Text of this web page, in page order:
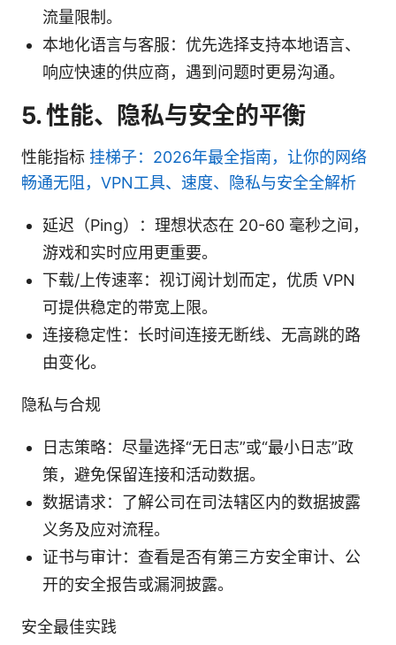
流量限制。
本地化语言与客服：优先选择支持本地语言、
响应快速的供应商，遇到问题时更易沟通。
5. 性能、隐私与安全的平衡
性能指标 挂梯子：2026年最全指南，让你的网络
畅通无阻，VPN工具、速度、隐私与安全全解析
延迟（Ping）：理想状态在 20-60 毫秒之间，
游戏和实时应用更重要。
下载/上传速率：视订阅计划而定，优质 VPN
可提供稳定的带宽上限。
连接稳定性：长时间连接无断线、无高跳的路
由变化。
隐私与合规
日志策略：尽量选择“无日志”或“最小日志”政
策，避免保留连接和活动数据。
数据请求：了解公司在司法辖区内的数据披露
义务及应对流程。
证书与审计：查看是否有第三方安全审计、公
开的安全报告或漏洞披露。
安全最佳实践